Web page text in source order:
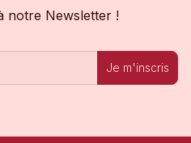
notre Newsletter !
Je m'inscris